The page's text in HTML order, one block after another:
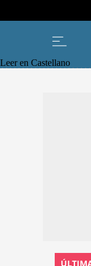
Leer en Castellano